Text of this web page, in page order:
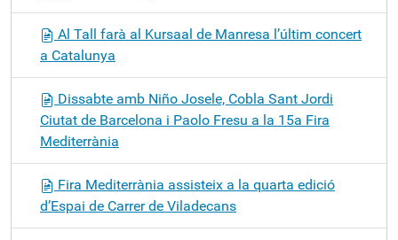
Al Tall farà al Kursaal de Manresa l’últim concert
a Catalunya
Dissabte amb Niño Josele, Cobla Sant Jordi
Ciutat de Barcelona i Paolo Fresu a la 15a Fira
Mediterrània
Fira Mediterrània assisteix a la quarta edició
d’Espai de Carrer de Viladecans